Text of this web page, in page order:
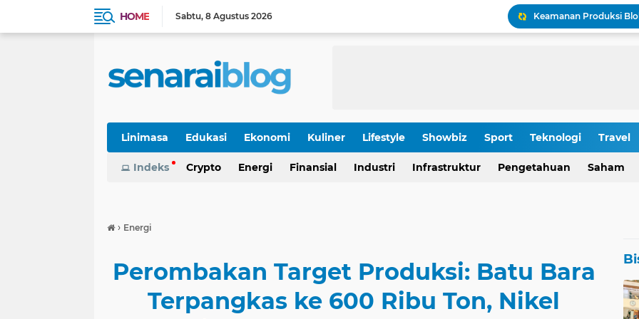
HOME Sabtu 8 Agustus 2026
Keamanan Produksi
OJK Ungkap Detail
Rp 196,9 Triliun:
Linimasa Edukasi Ekonomi Kuliner Lifestyle Showbiz Sport Teknologi Travel
Indeks Crypto Energi Finansial Industri Infrastruktur Pengetahuan Saham
› Energi
Perombakan Target Produksi: Batu Bara
Terpangkas ke 600 Ribu Ton, Nikel